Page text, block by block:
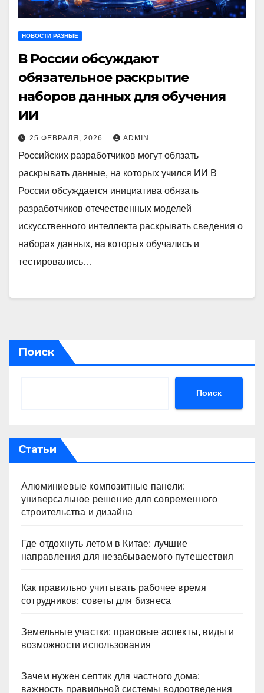
НОВОСТИ РАЗНЫЕ
В России обсуждают
обязательное раскрытие
наборов данных для обучения
ИИ
25 ФЕВРАЛЯ, 2026 ADMIN
Российских разработчиков могут обязать
раскрывать данные, на которых учился ИИ В
России обсуждается инициатива обязать
разработчиков отечественных моделей
искусственного интеллекта раскрывать сведения о
наборах данных, на которых обучались и
тестировались…
Поиск
Поиск
Статьи
Алюминиевые композитные панели:
универсальное решение для современного
строительства и дизайна
Где отдохнуть летом в Китае: лучшие
направления для незабываемого путешествия
Как правильно учитывать рабочее время
сотрудников: советы для бизнеса
Земельные участки: правовые аспекты, виды и
возможности использования
Зачем нужен септик для частного дома:
важность правильной системы водоотведения